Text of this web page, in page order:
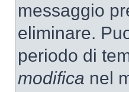
messaggio
eliminare.
periodo di
modifica nel